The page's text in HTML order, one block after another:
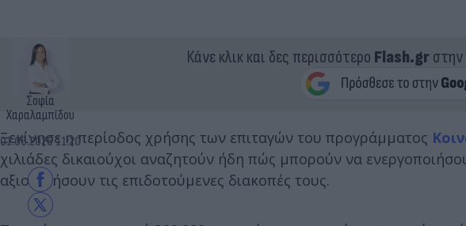
Σοφία
Χαραλαμπίδου
01.06.2026 11:20
Κάνε κλικ και δες περισσότερο Flash.grστην
Ξεκίνησε η περίοδος χρήσης των επιταγών του προγράμματος
χιλιάδες δικαιούχοι αναζητούν ήδη πώς μπορούν να
αξιοποιήσουν τις επιδοτούμενες διακοπές τους.